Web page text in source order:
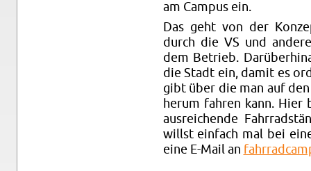
am Cam­pus ein.
Das geht von der
durch die VS und
dem Be­trieb.
die Stadt ein, damit es
gibt über die man auf
herum fah­ren kann. Hier
aus­rei­chen­de
willst ein­fach mal bei
eine E-Mail an